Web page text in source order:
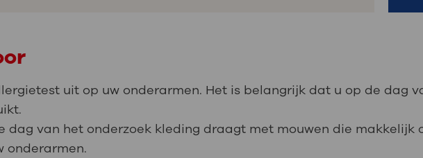
uit op uw onderarmen. Het is belangrijk dat u op de dag
dag van het onderzoek kleding draagt met mouwen die makkelijk
onderarmen.